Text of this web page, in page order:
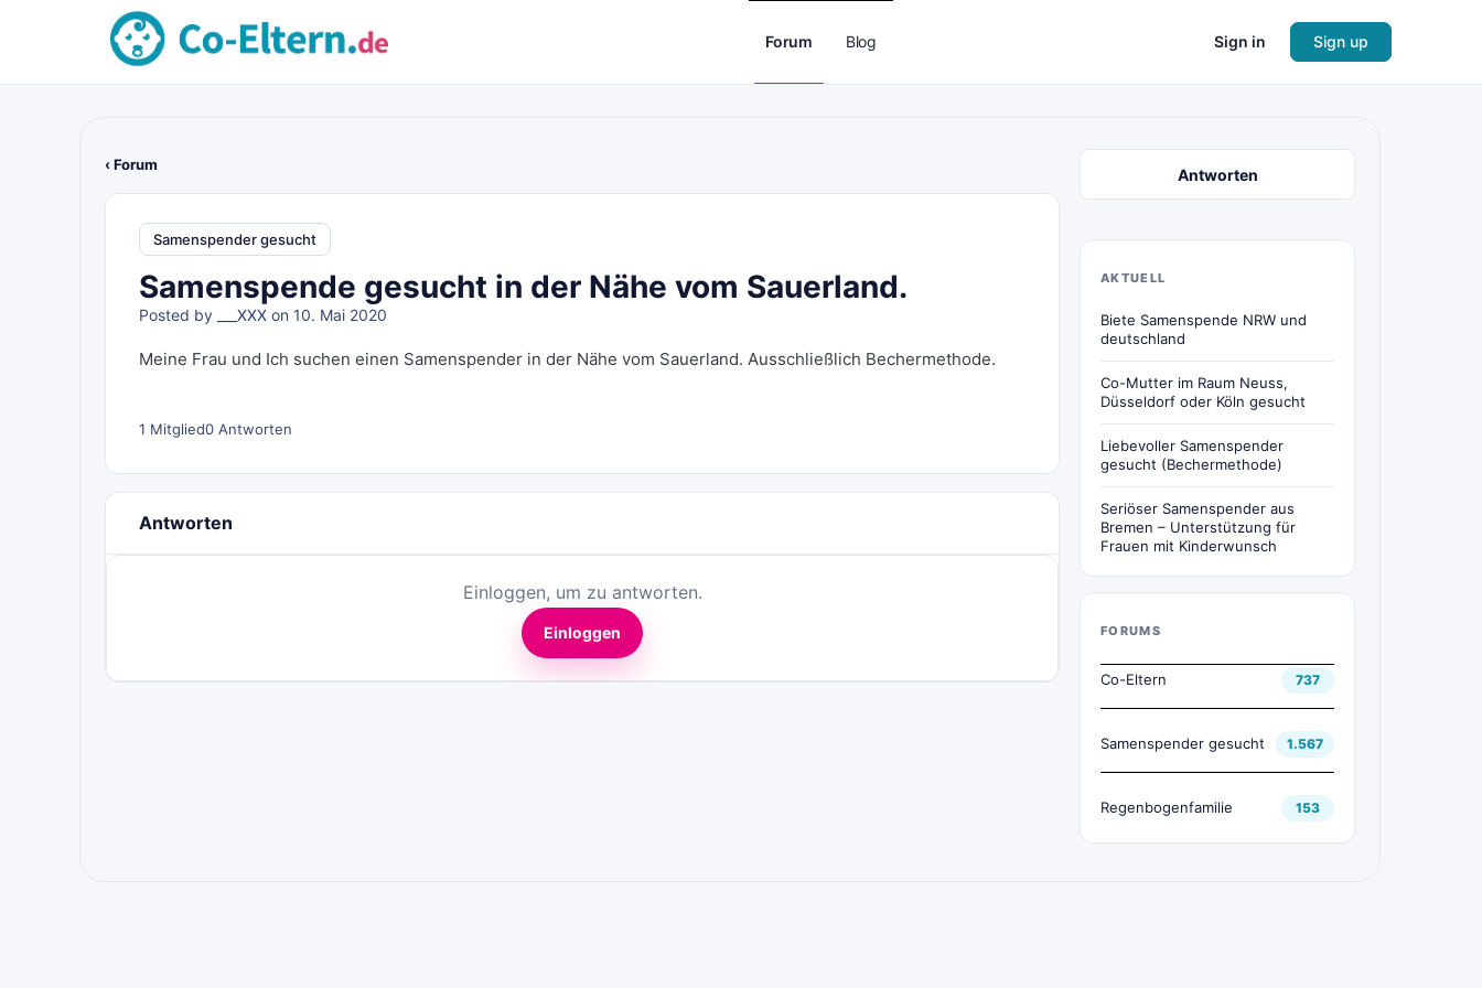
Forum Blog Sign in Sign up
‹ Forum
Samenspender gesucht
Samenspende gesucht in der Nähe vom Sauerland.
Posted by ___XXX on 10. Mai 2020
Meine Frau und Ich suchen einen Samenspender in der Nähe vom Sauerland. Ausschließlich Bechermethode.
1 Mitglied0 Antworten
Antworten
Einloggen, um zu antworten.
Einloggen
Antworten
AKTUELL
Biete Samenspende NRW und
deutschland
Co-Mutter im Raum Neuss,
Düsseldorf oder Köln gesucht
Liebevoller Samenspender
gesucht (Bechermethode)
Seriöser Samenspender aus
Bremen – Unterstützung für
Frauen mit Kinderwunsch
FORUMS
Co-Eltern 737
Samenspender gesucht 1.567
Regenbogenfamilie 153